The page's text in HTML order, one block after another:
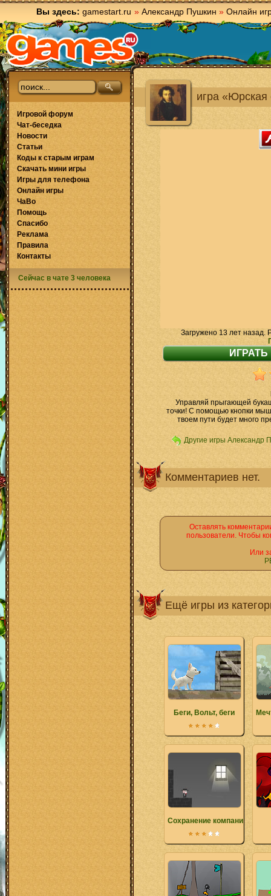
Вы здесь: gamestart.ru » Александр Пушкин » Онлайн
игра «Юрская
Загружено 13 лет назад.
Управляй прыгающей
точки! С помощью кнопки
твоем пути будет много
Другие игры Александр
Комментариев нет.
Оставлять
пользователи. Чтобы
Или
Ещё игры из
Беги, Вольт, беги
Сохранение компании
Игровой форум
Чат-беседка
Новости
Статьи
Коды к старым играм
Скачать мини игры
Игры для телефона
Онлайн игры
ЧаВо
Помощь
Спасибо
Реклама
Правила
Контакты
Сейчас в чате 3 человека